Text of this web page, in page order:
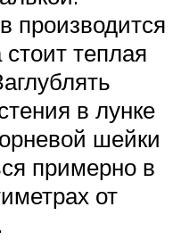
производится
теплая
в лунке
шейки
примерно в
от